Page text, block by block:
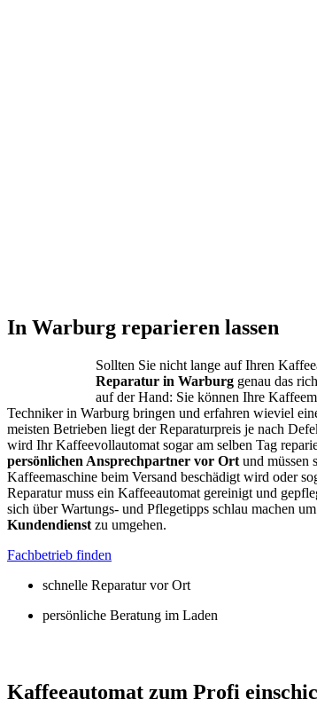
In Warburg reparieren lassen
Sollten Sie nicht lange auf Ihren
Reparatur in Warburg genau das
auf der Hand: Sie können Ihre
Techniker in Warburg bringen und erfahren wieviel
meisten Betrieben liegt der Reparaturpreis je nach
wird Ihr Kaffeevollautomat sogar am selben Tag
persönlichen Ansprechpartner vor Ort und müssen
Kaffeemaschine beim Versand beschädigt wird oder
Reparatur muss ein Kaffeeautomat gereinigt und
sich über Wartungs- und Pflegetipps schlau machen
Kundendienst zu umgehen.
Fachbetrieb finden
schnelle Reparatur vor Ort
persönliche Beratung im Laden
Kaffeeautomat zum Profi